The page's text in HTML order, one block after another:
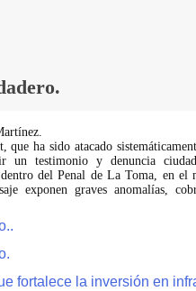
ha sido atacado
un testimonio y denuncia
del Penal de La Toma, en el
exponen graves anomalías,
fortalece la inversión en